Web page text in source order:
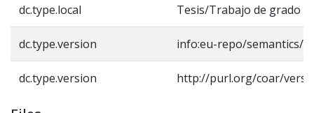
dc.type.local Tesis/Trabajo de grado
dc.type.version info:eu-repo/semantics/
dc.type.version http://purl.org/coar/